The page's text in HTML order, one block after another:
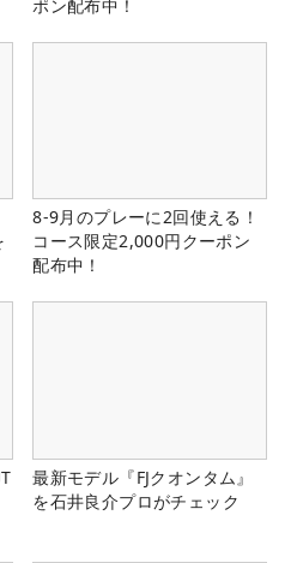
ポン配布中！
8-9月のプレーに2回使える！
コース限定2,000円クーポン
配布中！
最新モデル『FJクオンタム』
を石井良介プロがチェック